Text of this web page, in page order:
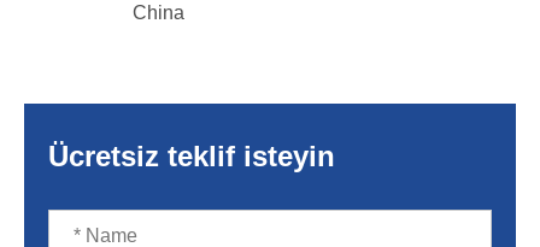
China
Ücretsiz teklif isteyin